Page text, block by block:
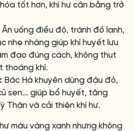
tốt hơn, khí hư cân bằng trở
Ăn uống điều độ, tránh đồ lạnh,
nhẹ nhàng giúp khí huyết lưu
đạo đúng cách, không thụt
thoáng khí.
Bác Hà khuyên dùng đậu đỏ,
sen… giúp bổ huyết, tăng
Thận và cải thiện khí hư.
màu vàng xanh nhưng không